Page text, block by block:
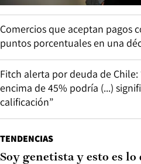
Comercios que aceptan pagos
puntos porcentuales en una
Fitch alerta por deuda de
encima de 45% podría (...)
calificación”
TENDENCIAS
Soy genetista y esto es lo